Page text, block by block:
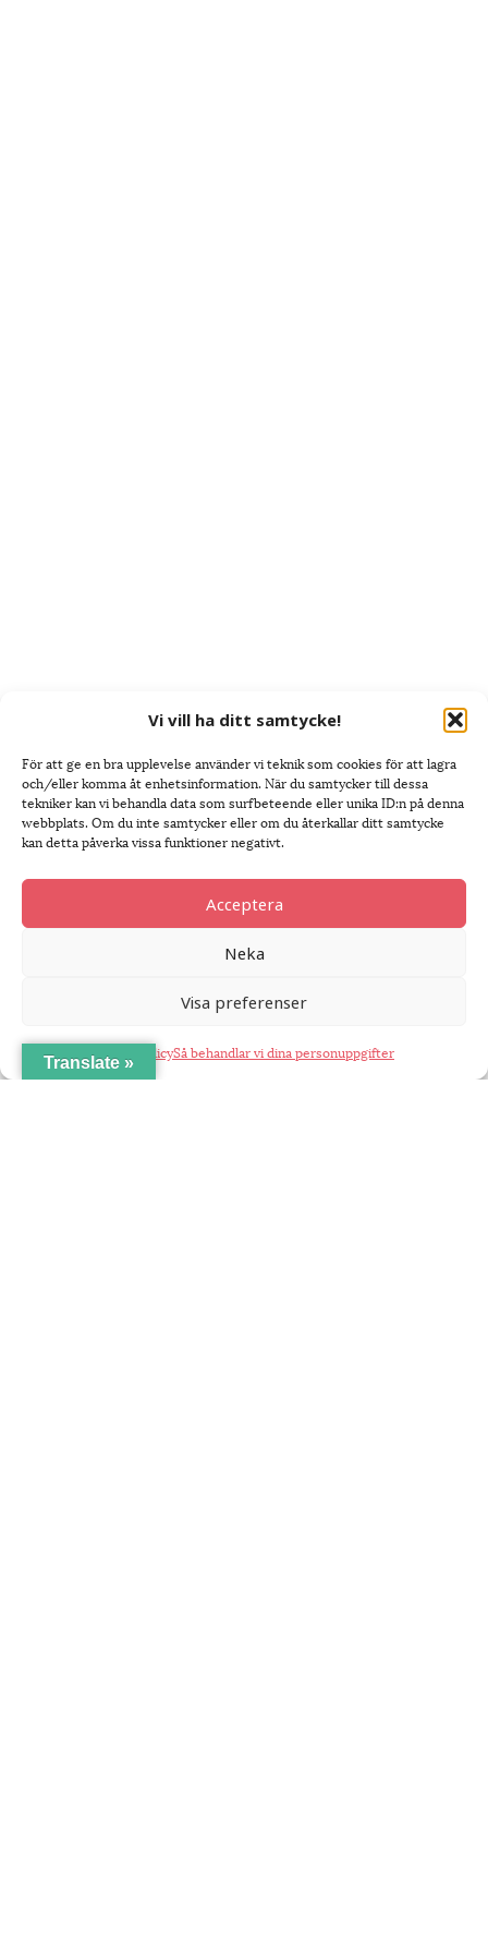
Vi vill ha ditt samtycke!
För att ge en bra upplevelse använder vi teknik som cookies för att lagra
och/eller komma åt enhetsinformation. När du samtycker till dessa
tekniker kan vi behandla data som surfbeteende eller unika ID:n på denna
webbplats. Om du inte samtycker eller om du återkallar ditt samtycke
kan detta påverka vissa funktioner negativt.
Acceptera
Neka
Visa preferenser
Cookie PolicySå behandlar vi dina personuppgifter
Translate »